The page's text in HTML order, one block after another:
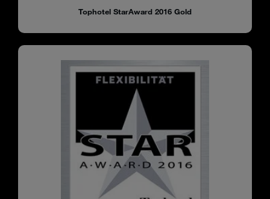
Tophotel StarAward 2016 Gold